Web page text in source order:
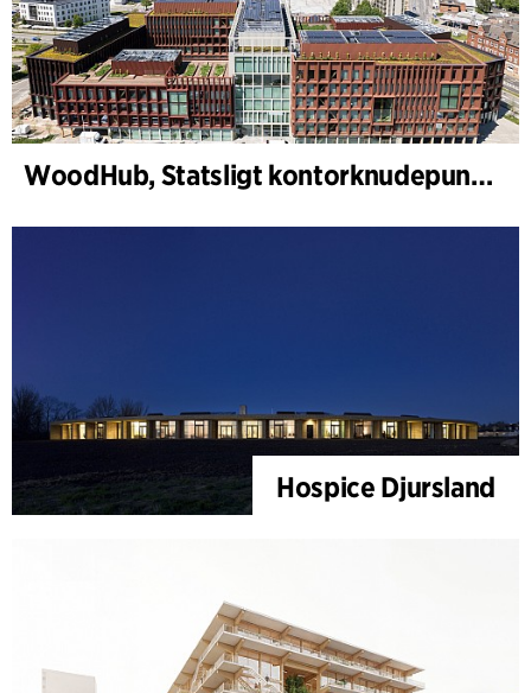
WoodHub, Statsligt kontorknudepunkt i Odense
Hospice Djursland